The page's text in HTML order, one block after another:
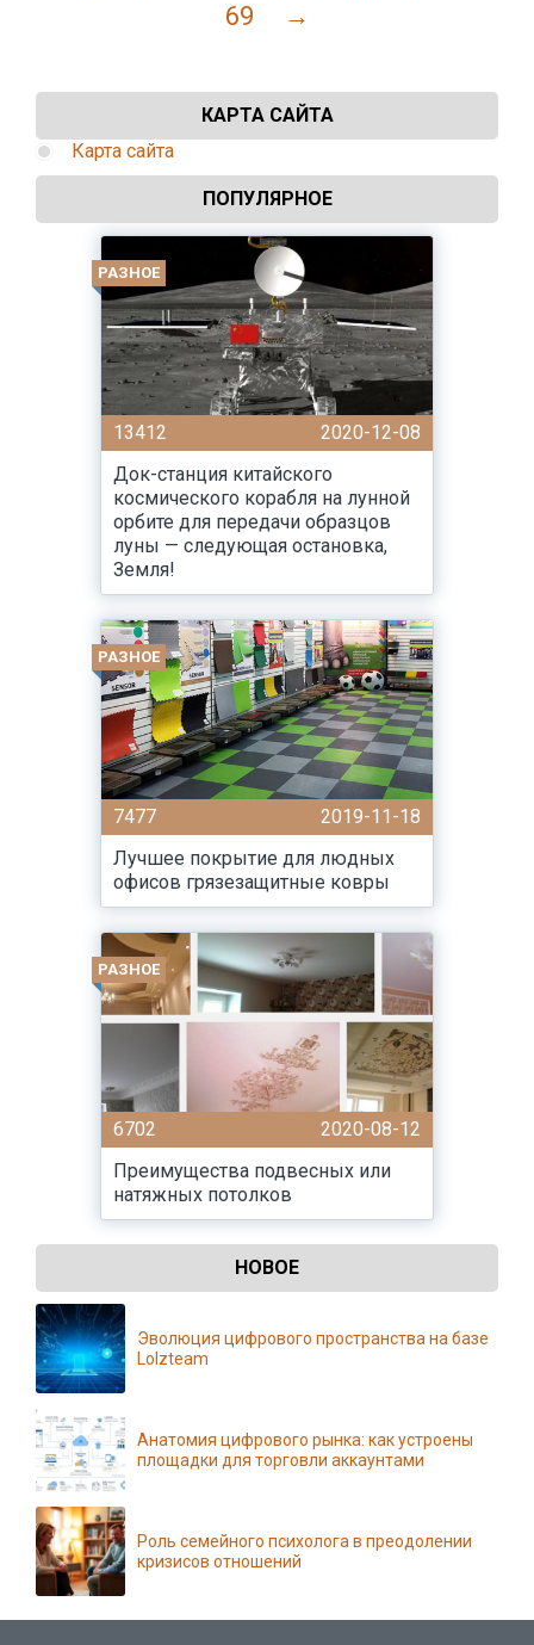
69
→
КАРТА САЙТА
Карта сайта
ПОПУЛЯРНОЕ
РАЗНОЕ
13412
2020-12-08
Док-станция китайского
космического корабля на лунной
орбите для передачи образцов
луны — следующая остановка,
Земля!
РАЗНОЕ
7477
2019-11-18
Лучшее покрытие для людных
офисов грязезащитные ковры
РАЗНОЕ
6702
2020-08-12
Преимущества подвесных или
натяжных потолков
НОВОЕ
Эволюция цифрового пространства на базе
Lolzteam
Анатомия цифрового рынка: как устроены
площадки для торговли аккаунтами
Роль семейного психолога в преодолении
кризисов отношений